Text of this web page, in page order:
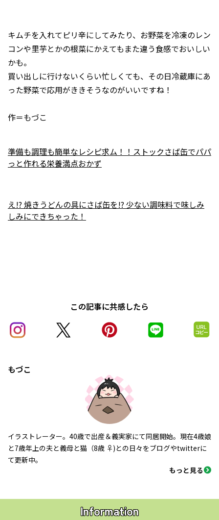
キムチを入れてピリ辛にしてみたり、お野菜を冷凍のレン
コンや里芋とかの根菜にかえてもまた違う食感でおいしい
かも。
買い出しに行けないくらい忙しくても、その日冷蔵庫にあ
った野菜で応用がききそうなのがいいですね！
作＝もづこ
準備も調理も簡単なレシピ求ム！！ストックさば缶でパパ
っと作れる栄養満点おかず
え!? 焼きうどんの具にさば缶を!? 少ない調味料で味しみ
しみにできちゃった！
この記事に共感したら
もづこ
イラストレーター。40歳で出産＆義実家にて同居開始。現在4歳娘
と7歳年上の夫と義母と猫（8歳 ♀)との日々をブログやtwitterに
て更新中。
もっと見る
Information